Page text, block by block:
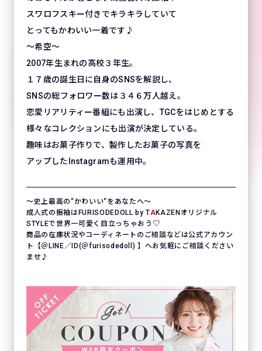
スワロフスキー付きでキラキラしていて
とってもかわいい一着です♪
～希空～
2007年生まれの高校３年生。
１７歳の誕生日に自身のSNSを解説し、
SNSの総フォロワー数は３４６万人越え。
恋愛リアリティー番組にも出演し、TGCをはじめとする
様々なコレクションにも出演が決定している。
趣味はお菓子作りで、製作したお菓子の写真を
アップしたInstagramも運用中。
〜史上最高の“かわいい“をあなたへ〜
成人式の振袖はFURISODEDOLL by TAKAZENオリジナル
STYLEで世界一可愛く目立っちゃおう♡
商品の在庫状況やコーディネートのご相談などは公式アカウン
ト【＠LINE／ID(＠furisodedoll) 】へお気軽にご相談ください
ませ♪